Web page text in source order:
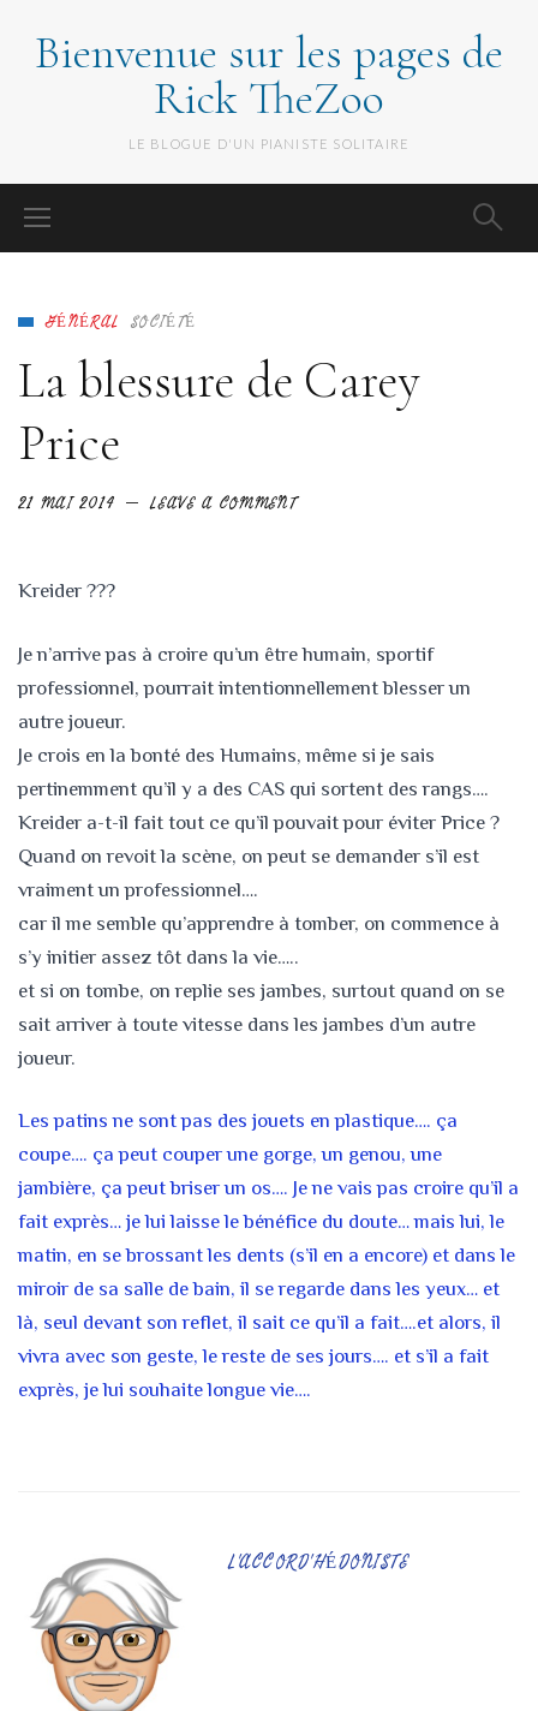
Bienvenue sur les pages de
Rick TheZoo
LE BLOGUE D'UN PIANISTE SOLITAIRE
GÉNÉRAL SOCIÉTÉ
La blessure de Carey
Price
21 MAI 2014 LEAVE A COMMENT
Kreider ???
Je n’arrive pas à croire qu’un être humain, sportif
professionnel, pourrait intentionnellement blesser un
autre joueur.
Je crois en la bonté des Humains, même si je sais
pertinemment qu’il y a des CAS qui sortent des rangs….
Kreider a-t-il fait tout ce qu’il pouvait pour éviter Price ?
Quand on revoit la scène, on peut se demander s’il est
vraiment un professionnel….
car il me semble qu’apprendre à tomber, on commence à
s’y initier assez tôt dans la vie…..
et si on tombe, on replie ses jambes, surtout quand on se
sait arriver à toute vitesse dans les jambes d’un autre
joueur.
Les patins ne sont pas des jouets en plastique…. ça
coupe…. ça peut couper une gorge, un genou, une
jambière, ça peut briser un os…. Je ne vais pas croire qu’il a
fait exprès… je lui laisse le bénéfice du doute… mais lui, le
matin, en se brossant les dents (s’il en a encore) et dans le
miroir de sa salle de bain, il se regarde dans les yeux… et
là, seul devant son reflet, il sait ce qu’il a fait….et alors, il
vivra avec son geste, le reste de ses jours…. et s’il a fait
exprès, je lui souhaite longue vie….
L'ACCORD'HÉDONISTE